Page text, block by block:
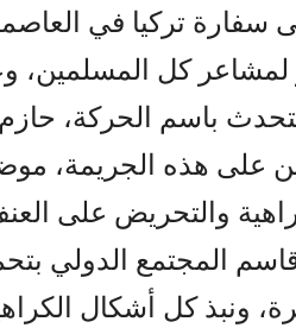
سفارة تركيا في
لمشاعر كل المسلمين،
باسم الحركة، حازم
على هذه الجريمة،
والتحريض على
المجتمع الدولي
ونبذ كل أشكال